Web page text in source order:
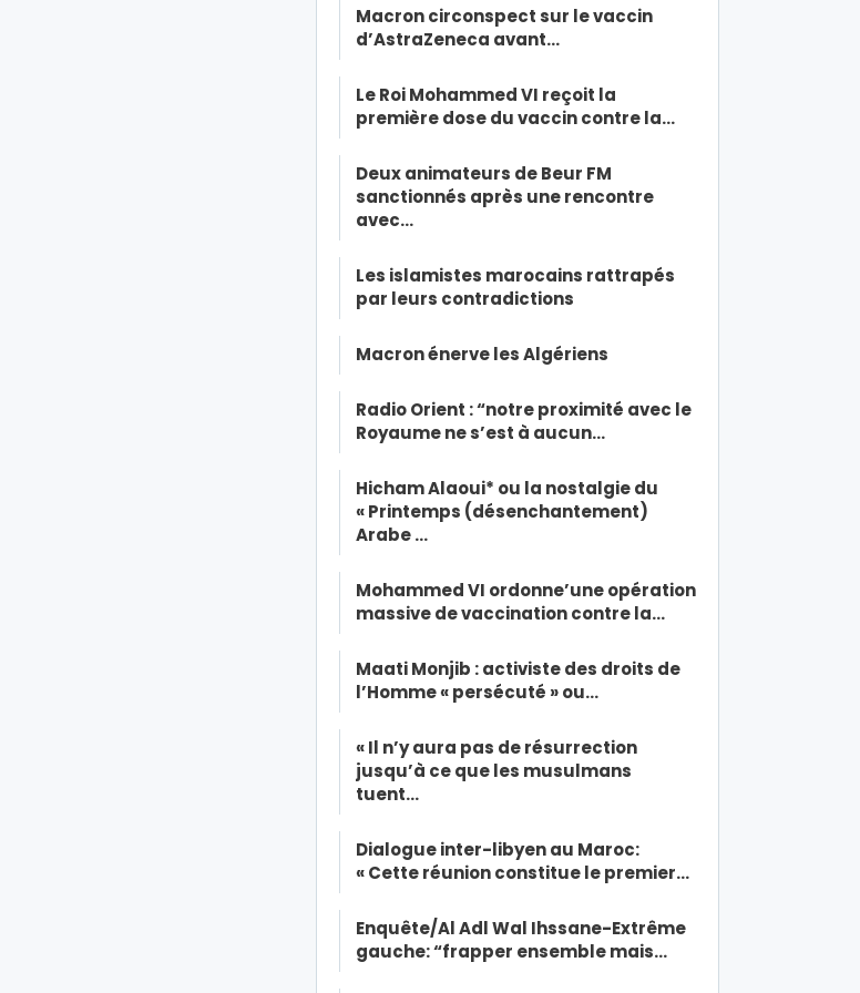
Macron circonspect sur le vaccin
d’AstraZeneca avant…
Le Roi Mohammed VI reçoit la
première dose du vaccin contre la…
Deux animateurs de Beur FM
sanctionnés après une rencontre
avec…
Les islamistes marocains rattrapés
par leurs contradictions
Macron énerve les Algériens
Radio Orient : “notre proximité avec le
Royaume ne s’est à aucun…
Hicham Alaoui* ou la nostalgie du
« Printemps (désenchantement)
Arabe …
Mohammed VI ordonne’une opération
massive de vaccination contre la…
Maati Monjib : activiste des droits de
l’Homme « persécuté » ou…
« Il n’y aura pas de résurrection
jusqu’à ce que les musulmans
tuent…
Dialogue inter-libyen au Maroc:
« Cette réunion constitue le premier…
Enquête/Al Adl Wal Ihssane-Extrême
gauche: “frapper ensemble mais…